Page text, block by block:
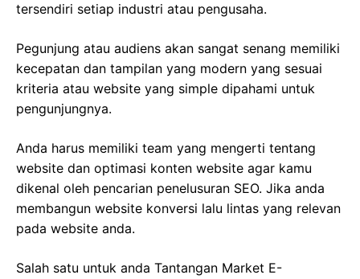
tersendiri setiap industri atau pengusaha.
Pegunjung atau audiens akan sangat senang memiliki
kecepatan dan tampilan yang modern yang sesuai
kriteria atau website yang simple dipahami untuk
pengunjungnya.
Anda harus memiliki team yang mengerti tentang
website dan optimasi konten website agar kamu
dikenal oleh pencarian penelusuran SEO. Jika anda
membangun website konversi lalu lintas yang relevan
pada website anda.
Salah satu untuk anda Tantangan Market E-